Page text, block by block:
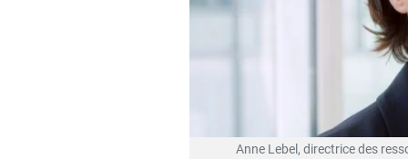
Anne Lebel, directrice des